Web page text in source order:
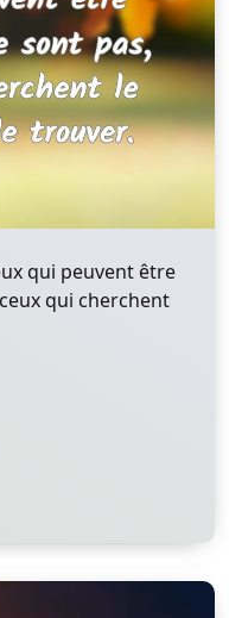
qui peuvent être
qui cherchent